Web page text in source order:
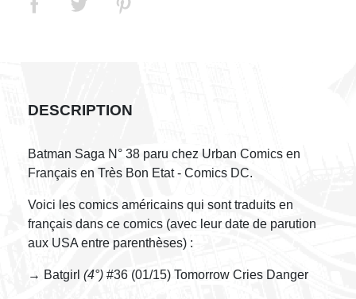
DESCRIPTION
Batman Saga N° 38 paru chez Urban Comics en
Français en Très Bon Etat - Comics DC.
Voici les comics américains qui sont traduits en
français dans ce comics (avec leur date de parution
aux USA entre parenthèses) :
→ Batgirl (4°) #36 (01/15) Tomorrow Cries Danger